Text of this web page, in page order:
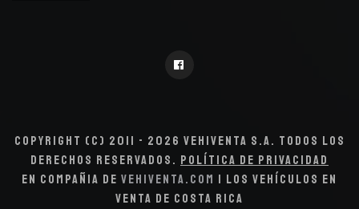
Copyright (c) 2011 - 2026 VehiVenta S.A. Todos los
derechos reservados. Política de Privacidad
En compañia de VehiVenta.com | Los Vehículos en
Venta de Costa Rica